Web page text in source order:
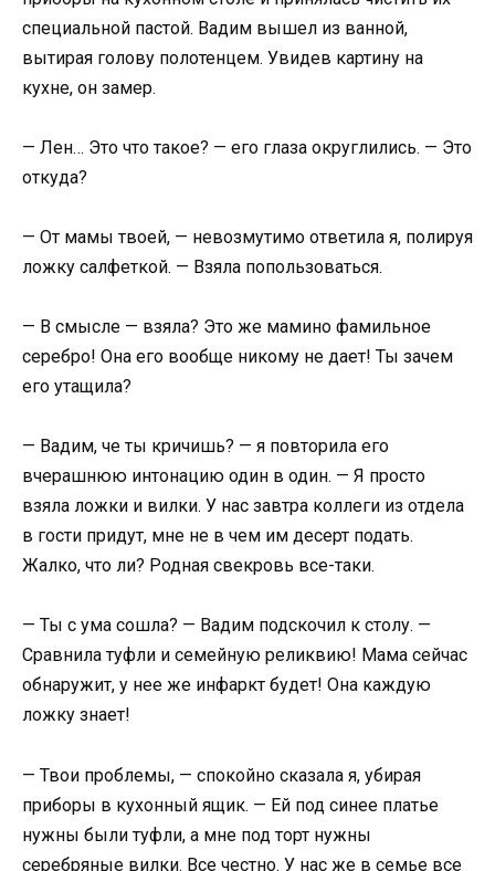
специальной пастой. Вадим вышел из ванной,
вытирая голову полотенцем. Увидев картину на
кухне, он замер.
— Лен… Это что такое? — его глаза округлились. — Это
откуда?
— От мамы твоей, — невозмутимо ответила я, полируя
ложку салфеткой. — Взяла попользоваться.
— В смысле — взяла? Это же мамино фамильное
серебро! Она его вообще никому не дает! Ты зачем
его утащила?
— Вадим, че ты кричишь? — я повторила его
вчерашнюю интонацию один в один. — Я просто
взяла ложки и вилки. У нас завтра коллеги из отдела
в гости придут, мне не в чем им десерт подать.
Жалко, что ли? Родная свекровь все-таки.
— Ты с ума сошла? — Вадим подскочил к столу. —
Сравнила туфли и семейную реликвию! Мама сейчас
обнаружит, у нее же инфаркт будет! Она каждую
ложку знает!
— Твои проблемы, — спокойно сказала я, убирая
приборы в кухонный ящик. — Ей под синее платье
нужны были туфли, а мне под торт нужны
серебряные вилки. Все честно. У нас же в семье все